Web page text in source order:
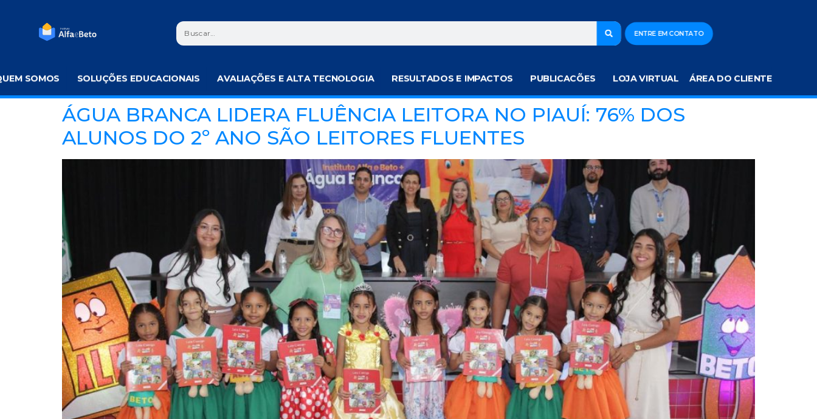
ENTRE EM CONTATO
SOMOS SOLUÇÕES EDUCACIONAIS AVALIAÇÕES E ALTA TECNOLOGIA RESULTADOS E IMPACTOS PUBLICACÕES LOJA VIRTUAL ÁREA DO CLIENTE
ÁGUA BRANCA LIDERA FLUÊNCIA LEITORA NO PIAUÍ: 76% DOS
ALUNOS DO 2º ANO SÃO LEITORES FLUENTES